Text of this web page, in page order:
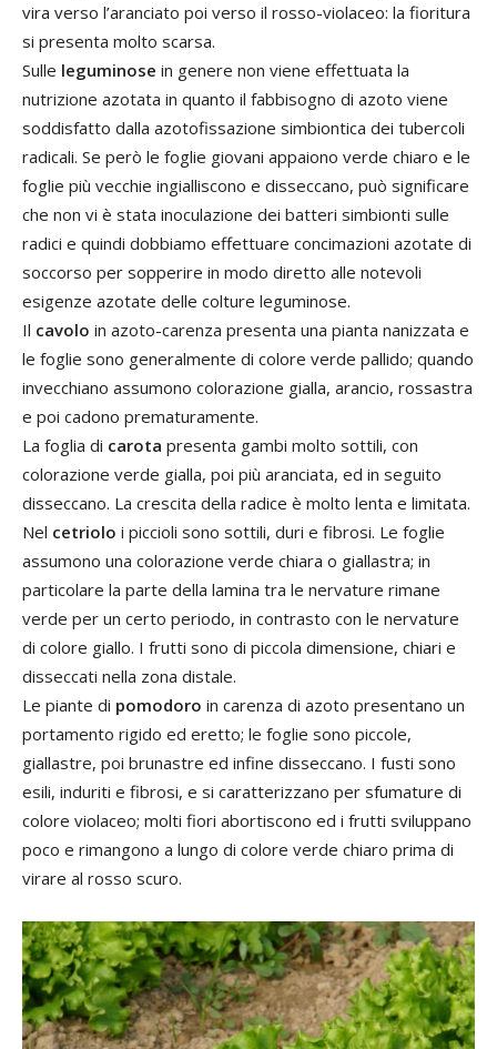
vira verso l’aranciato poi verso il rosso-violaceo: la fioritura
si presenta molto scarsa.
Sulle leguminose in genere non viene effettuata la
nutrizione azotata in quanto il fabbisogno di azoto viene
soddisfatto dalla azotofissazione simbiontica dei tubercoli
radicali. Se però le foglie giovani appaiono verde chiaro e le
foglie più vecchie ingialliscono e disseccano, può significare
che non vi è stata inoculazione dei batteri simbionti sulle
radici e quindi dobbiamo effettuare concimazioni azotate di
soccorso per sopperire in modo diretto alle notevoli
esigenze azotate delle colture leguminose.
Il cavolo in azoto-carenza presenta una pianta nanizzata e
le foglie sono generalmente di colore verde pallido; quando
invecchiano assumono colorazione gialla, arancio, rossastra
e poi cadono prematuramente.
La foglia di carota presenta gambi molto sottili, con
colorazione verde gialla, poi più aranciata, ed in seguito
disseccano. La crescita della radice è molto lenta e limitata.
Nel cetriolo i piccioli sono sottili, duri e fibrosi. Le foglie
assumono una colorazione verde chiara o giallastra; in
particolare la parte della lamina tra le nervature rimane
verde per un certo periodo, in contrasto con le nervature
di colore giallo. I frutti sono di piccola dimensione, chiari e
disseccati nella zona distale.
Le piante di pomodoro in carenza di azoto presentano un
portamento rigido ed eretto; le foglie sono piccole,
giallastre, poi brunastre ed infine disseccano. I fusti sono
esili, induriti e fibrosi, e si caratterizzano per sfumature di
colore violaceo; molti fiori abortiscono ed i frutti sviluppano
poco e rimangono a lungo di colore verde chiaro prima di
virare al rosso scuro.